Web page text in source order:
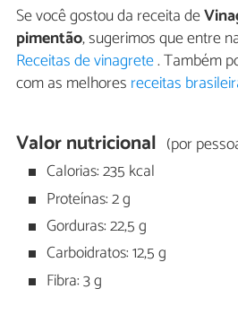
Se você gostou da receita de
pimentão, sugerimos que entre
Receitas de vinagrete. Também
com as melhores receitas
Valor nutricional (por
Calorias: 235 kcal
Proteínas: 2 g
Gorduras: 22,5 g
Carboidratos: 12,5 g
Fibra: 3 g